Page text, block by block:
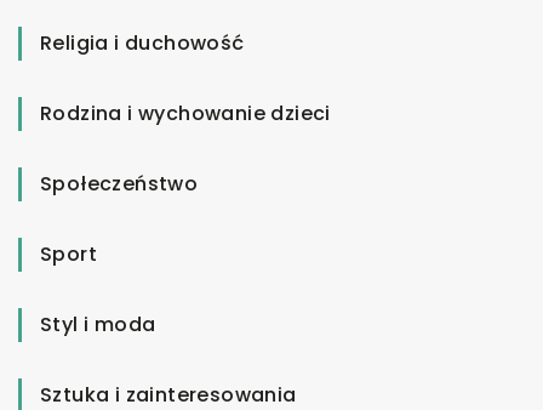
Religia i duchowość
Rodzina i wychowanie dzieci
Społeczeństwo
Sport
Styl i moda
Sztuka i zainteresowania